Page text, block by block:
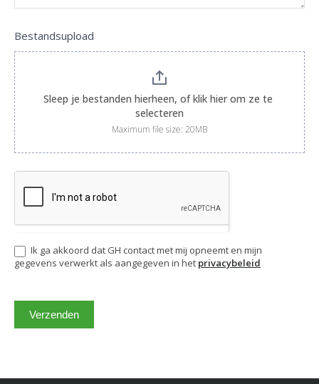
Bestandsupload
Sleep je bestanden hierheen, of klik hier om ze te
selecteren
Maximum file size: 20MB
Ik ga akkoord dat GH contact met mij opneemt en mijn
gegevens verwerkt als aangegeven in het privacybeleid
Verzenden